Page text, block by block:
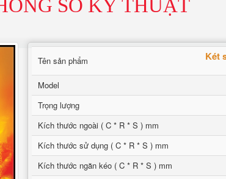
SỐ KỸ THUẬT
Tên sản phẩm Két
Model
Trọng lượng
Kích thước ngoài ( C * R * S ) mm
Kích thước sử dụng ( C * R * S ) mm
Kích thước ngăn kéo ( C * R * S ) mm